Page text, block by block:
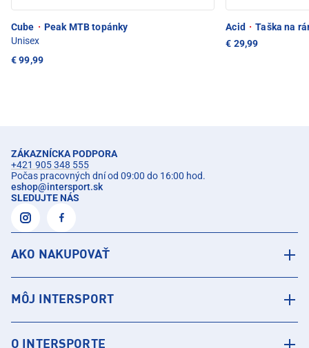
Cube · Peak MTB topánky
Unisex
€ 99,99
Acid · Taška na
€ 29,99
ZÁKAZNÍCKA PODPORA
+421 905 348 555
Počas pracovných dní od 09:00 do 16:00 hod.
eshop@intersport.sk
SLEDUJTE NÁS
AKO NAKUPOVAŤ
MÔJ INTERSPORT
O INTERSPORTE